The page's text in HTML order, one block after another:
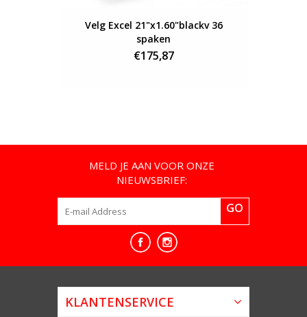
Velg Excel 21"x1.60"blackv 36
spaken
€175,87
MELD JE AAN VOOR ONZE
NIEUWSBRIEF:
GO
KLANTENSERVICE